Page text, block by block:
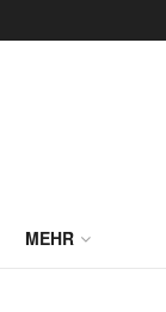
MEHR